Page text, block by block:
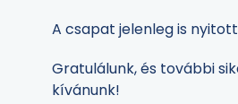
A csapat jelenleg is
Gratulálunk, és további
kívánunk!